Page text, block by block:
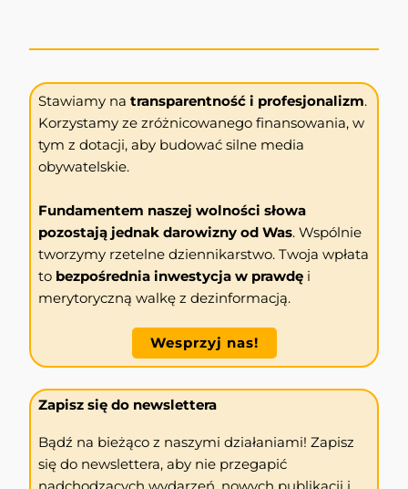
Stawiamy natransparentność i profesjonalizm.
Korzystamy ze zróżnicowanego finansowania, w
tym z dotacji, aby budować silne media
obywatelskie.
Fundamentem naszej wolności słowa
pozostają jednak darowizny od Was. Wspólnie
tworzymy rzetelne dziennikarstwo. Twoja wpłata
to bezpośrednia inwestycja w prawdę i
merytoryczną walkę z dezinformacją.
Wesprzyj nas!
Zapisz się do newslettera
Bądź na bieżąco z naszymi działaniami! Zapisz
się do newslettera, aby nie przegapić